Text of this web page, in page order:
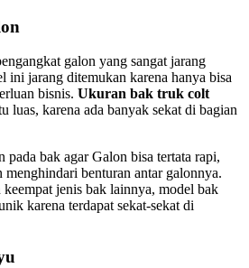
galon yang sangat jarang
ini jarang ditemukan karena hanya bisa
bisnis. Ukuran bak truk colt
luas, karena ada banyak sekat di bagian
pada bak agar Galon bisa tertata rapi,
menghindari benturan antar galonnya.
jenis bak lainnya, model bak
karena terdapat sekat-sekat di